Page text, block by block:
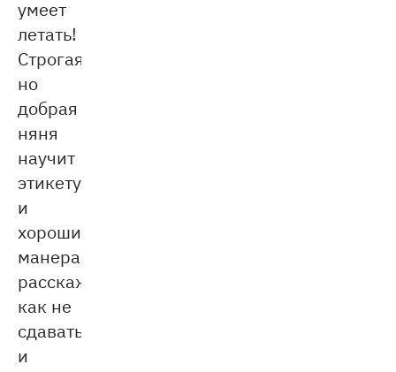
умеет
летать!
Строгая,
но
добрая
няня
научит
этикету
и
хорошим
манерам,
расскажет,
как не
сдаваться
и